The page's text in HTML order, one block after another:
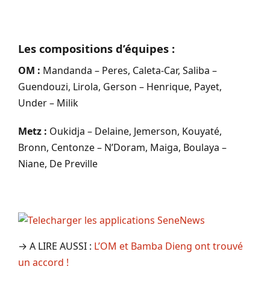
Les compositions d’équipes :
OM : Mandanda – Peres, Caleta-Car, Saliba –
Guendouzi, Lirola, Gerson – Henrique, Payet,
Under – Milik
Metz : Oukidja – Delaine, Jemerson, Kouyaté,
Bronn, Centonze – N’Doram, Maiga, Boulaya –
Niane, De Preville
→ A LIRE AUSSI : L’OM et Bamba Dieng ont trouvé
un accord !